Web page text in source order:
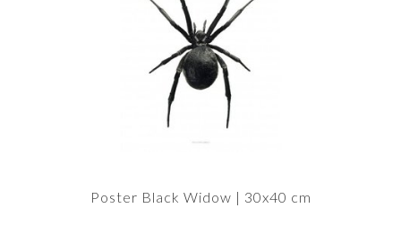
Poster Black Widow | 30x40 cm